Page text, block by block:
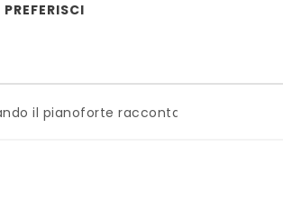
racconta l’anima dell’Italia